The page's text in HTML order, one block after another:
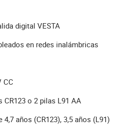
digital VESTA
en redes inalámbricas
CC
CR123 o 2 pilas L91 AA
años (CR123), 3,5 años (L91)